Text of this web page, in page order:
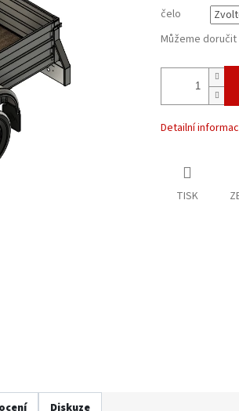
čelo
Můžeme doručit
Detailní
TISK
Diskuze